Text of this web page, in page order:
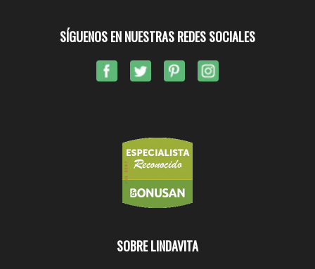
SOBRE LINDAVITA
SÍGUENOS EN NUESTRAS REDES SOCIALES